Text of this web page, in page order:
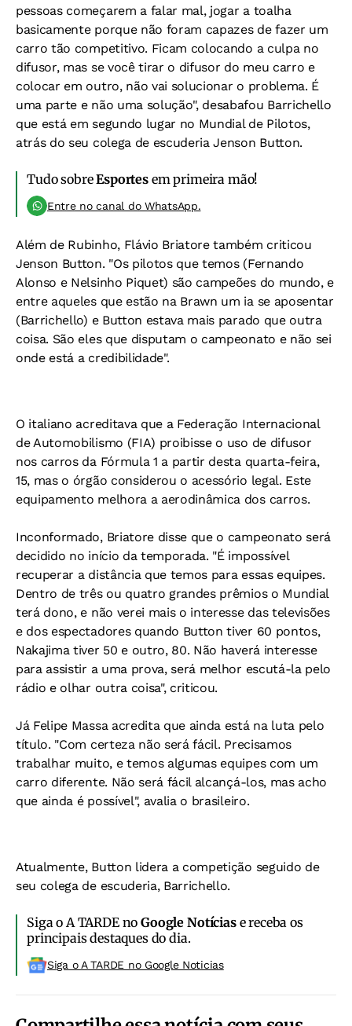
pessoas começarem a falar mal, jogar a toalha
basicamente porque não foram capazes de fazer um
carro tão competitivo. Ficam colocando a culpa no
difusor, mas se você tirar o difusor do meu carro e
colocar em outro, não vai solucionar o problema. É
uma parte e não uma solução", desabafou Barrichello
que está em segundo lugar no Mundial de Pilotos,
atrás do seu colega de escuderia Jenson Button.
Tudo sobreEsportesem primeira mão!
Entre no canal do WhatsApp.
Além de Rubinho, Flávio Briatore também criticou
Jenson Button. "Os pilotos que temos (Fernando
Alonso e Nelsinho Piquet) são campeões do mundo, e
entre aqueles que estão na Brawn um ia se aposentar
(Barrichello) e Button estava mais parado que outra
coisa. São eles que disputam o campeonato e não sei
onde está a credibilidade".
O italiano acreditava que a Federação Internacional
de Automobilismo (FIA) proibisse o uso de difusor
nos carros da Fórmula 1 a partir desta quarta-feira,
15, mas o órgão considerou o acessório legal. Este
equipamento melhora a aerodinâmica dos carros.
Inconformado, Briatore disse que o campeonato será
decidido no início da temporada. "É impossível
recuperar a distância que temos para essas equipes.
Dentro de três ou quatro grandes prêmios o Mundial
terá dono, e não verei mais o interesse das televisões
e dos espectadores quando Button tiver 60 pontos,
Nakajima tiver 50 e outro, 80. Não haverá interesse
para assistir a uma prova, será melhor escutá-la pelo
rádio e olhar outra coisa", criticou.
Já Felipe Massa acredita que ainda está na luta pelo
título. "Com certeza não será fácil. Precisamos
trabalhar muito, e temos algumas equipes com um
carro diferente. Não será fácil alcançá-los, mas acho
que ainda é possível", avalia o brasileiro.
Atualmente, Button lidera a competição seguido de
seu colega de escuderia, Barrichello.
Siga o A TARDE noGoogle Notíciase receba os
principais destaques do dia.
Siga o A TARDE no Google Noticias